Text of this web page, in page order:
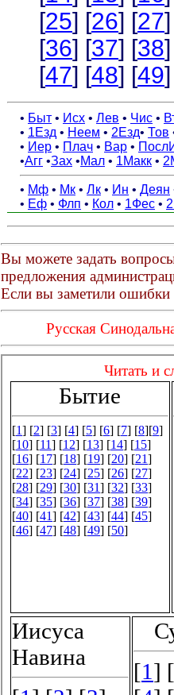
Вы можете задать
предложения
Если вы заметили ошибки
Русская